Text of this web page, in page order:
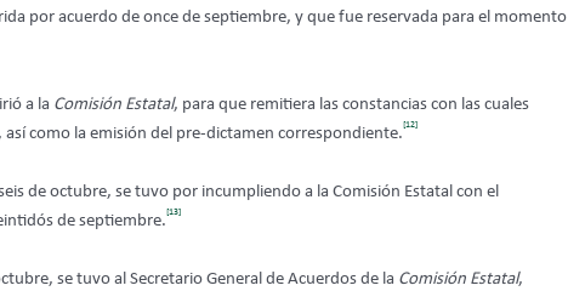
por acuerdo de once de septiembre, y que fue reservada para el momento
a la Comisión Estatal, para que remitiera las constancias con las cuales
como la emisión del pre-dictamen correspondiente.
[12]
de octubre, se tuvo por incumpliendo a la Comisión Estatal con el
de septiembre.
[13]
se tuvo al Secretario General de Acuerdos de la Comisión Estatal,